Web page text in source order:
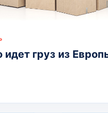
идет груз из